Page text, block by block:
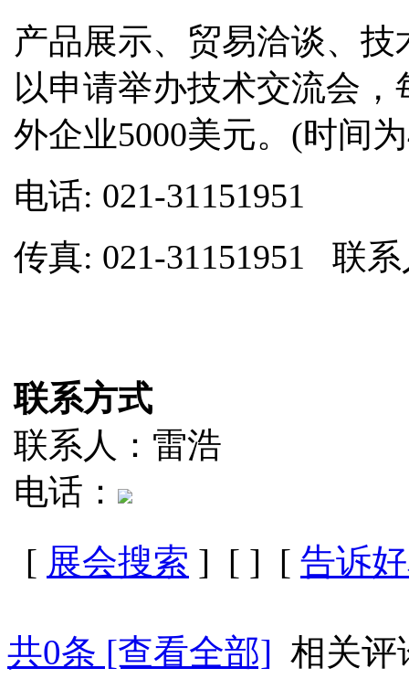
产品展示、贸易洽谈、
以申请举办技术交流会
外企业5000美元。(时间
电话: 021-31151951
传真: 021-31151951
联系方式
联系人：雷浩
电话：
[ 展会搜索 ] [ ] [ 告诉
共0条 [查看全部] 相关评